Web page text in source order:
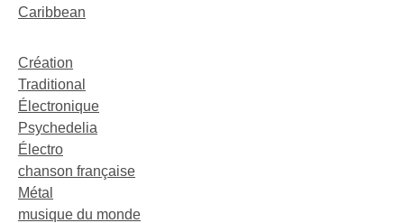
Caribbean
Création
Traditional
Électronique
Psychedelia
Électro
chanson française
Métal
musique du monde